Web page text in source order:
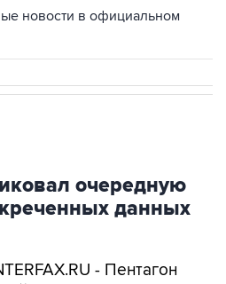
очередную
данных
- Пентагон
рассекреченных